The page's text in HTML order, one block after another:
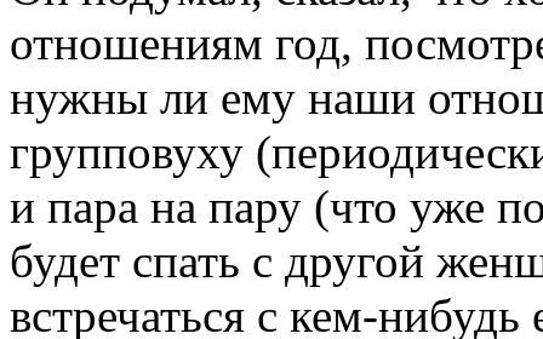
отношениям год,
нужны ли ему наши
групповуху
и пара на пару (что уже
будет спать с другой
встречаться с кем-